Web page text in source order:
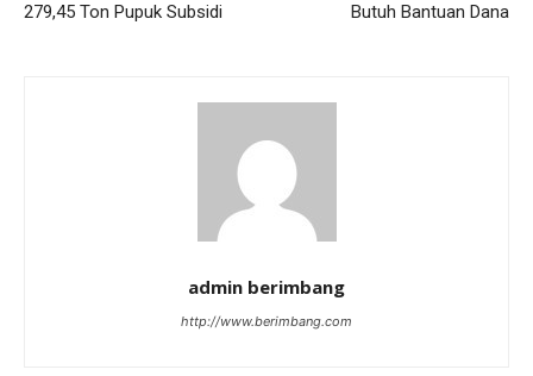
279,45 Ton Pupuk Subsidi
Butuh Bantuan Dana
admin berimbang
http://www.berimbang.com